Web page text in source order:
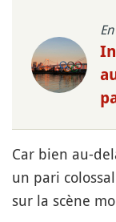
Car bien au-
un pari
sur la scène